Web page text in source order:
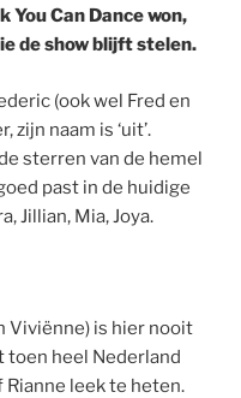
You Can Dance won,
de show blijft stelen.
(ook wel Fred en
zijn naam is ‘uit’.
sterren van de hemel
past in de huidige
Jillian, Mia, Joya.
Viviënne) is hier nooit
toen heel Nederland
Rianne leek te heten.